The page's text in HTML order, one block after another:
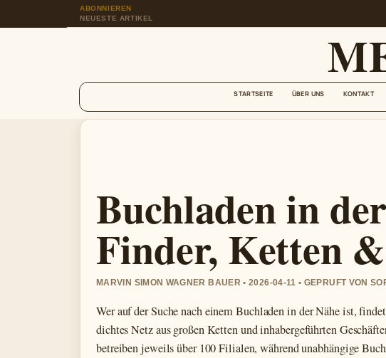
ABONNIEREN
NEUESTE ARTIKEL
STARTSEITE ÜBER UNS KONTAKT
Buchladen in
Finder, Ketten
MARVIN SIMON WAGNER BAUER • 2026-04-11 • GEPRUFT VON
Wer auf der Suche nach einem Buchladen in der Nähe ist,
dichtes Netz aus großen Ketten und inhabergeführten
betreiben jeweils über 100 Filialen, während unabhängige